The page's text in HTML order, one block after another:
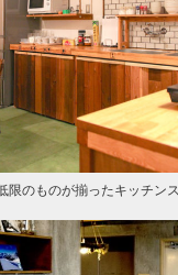
のものが揃ったキッチンス